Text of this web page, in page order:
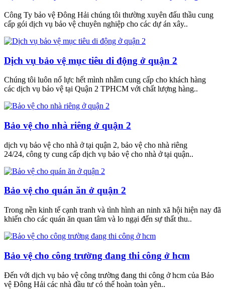
Công Ty bảo vệ Đông Hải chúng tôi thường xuyên đấu thầu cung
cấp gói dịch vụ bảo vệ chuyên nghiệp cho các dự án xây..
Dịch vụ bảo vệ mục tiêu di động ở quận 2
Chúng tôi luôn nổ lực hết mình nhằm cung cấp cho khách hàng
các dịch vụ bảo vệ tại Quận 2 TPHCM với chất lượng hàng..
Bảo vệ cho nhà riêng ở quận 2
dịch vụ bảo vệ cho nhà ở tại quận 2, bảo vệ cho nhà riêng
24/24, công ty cung cấp dịch vụ bảo vệ cho nhà ở tại quận..
Bảo vệ cho quán ăn ở quận 2
Trong nền kinh tế cạnh tranh và tình hình an ninh xã hội hiện nay đã
khiến cho các quán ăn quan tâm và lo ngại đến sự thất thu..
Bảo vệ cho công trường đang thi công ở hcm
Đến với dịch vụ bảo vệ công trường đang thi công ở hcm của Bảo
vệ Đông Hải các nhà đầu tư có thể hoàn toàn yên..